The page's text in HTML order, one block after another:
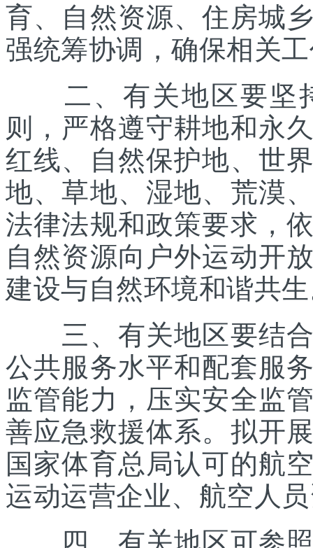
育、自然资源、住房城
强统筹协调，确保相关
二、有关地区要坚
则，严格遵守耕地和永
红线、自然保护地、世
地、草地、湿地、荒漠
法律法规和政策要求，
自然资源向户外运动开
建设与自然环境和谐共
三、有关地区要结合
公共服务水平和配套服
监管能力，压实安全监
善应急救援体系。拟开
国家体育总局认可的航
运动运营企业、航空人
四、有关地区可参照